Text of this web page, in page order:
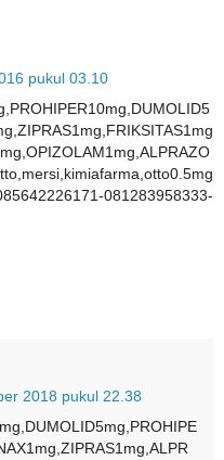
pukul 03.10
081283958333-
2018 pukul 22.38